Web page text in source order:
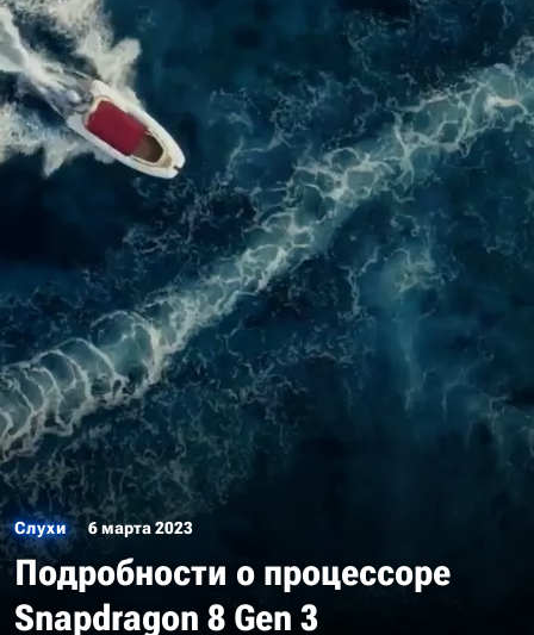
Слухи 6 марта 2023
Подробности о процессоре
Snapdragon 8 Gen 3